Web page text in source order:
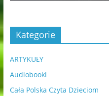
Kategorie
ARTYKUŁY
Audiobooki
Cała Polska Czyta Dzieciom